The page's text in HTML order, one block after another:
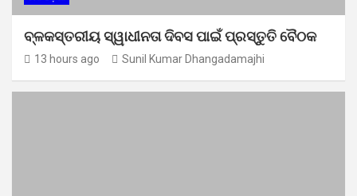
ବ୍ଳକସ୍ତରୀୟ ସ୍ୱାଧୀନତା ଦିବସ ପାଇଁ ପ୍ରସ୍ତୁତି ବୈଠକ
13 hours ago Sunil Kumar Dhangadamajhi